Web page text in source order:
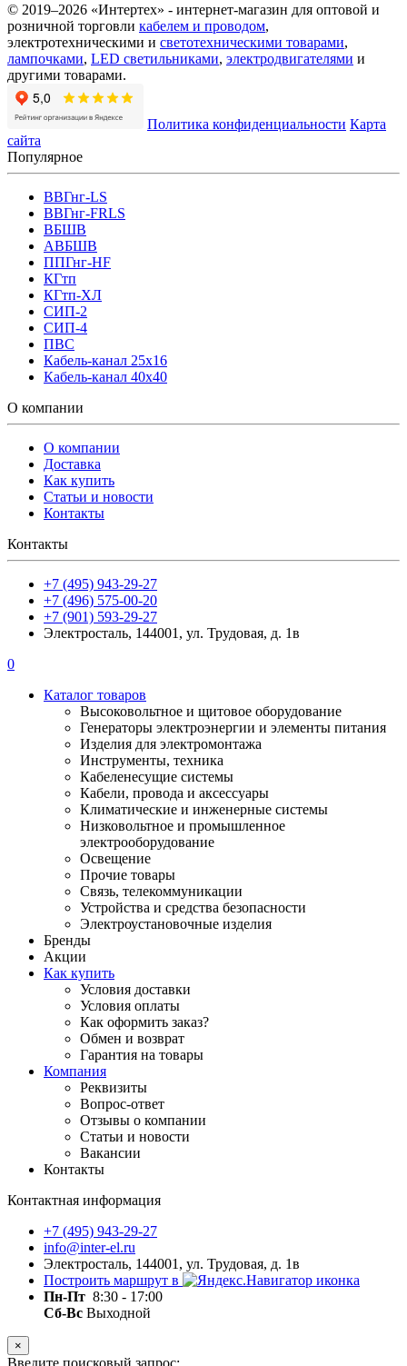
© 2019–2026 «Интертех» - интернет-магазин для оптовой и
розничной торговли кабелем и проводом,
электротехническими и светотехническими товарами,
лампочками, LED светильниками, электродвигателями и
другими товарами.
Политика конфиденциальности Карта
сайта
Популярное
ВВГнг-LS
ВВГнг-FRLS
ВБШВ
АВБШВ
ППГнг-HF
КГтп
КГтп-ХЛ
СИП-2
СИП-4
ПВС
Кабель-канал 25х16
Кабель-канал 40х40
О компании
О компании
Доставка
Как купить
Статьи и новости
Контакты
Контакты
+7 (495) 943-29-27
+7 (496) 575-00-20
+7 (901) 593-29-27
Электросталь, 144001, ул. Трудовая, д. 1в
0
Каталог товаров
Высоковольтное и щитовое оборудование
Генераторы электроэнергии и элементы питания
Изделия для электромонтажа
Инструменты, техника
Кабеленесущие системы
Кабели, провода и аксессуары
Климатические и инженерные системы
Низковольтное и промышленное
электрооборудование
Освещение
Прочие товары
Связь, телекоммуникации
Устройства и средства безопасности
Электроустановочные изделия
Бренды
Акции
Как купить
Условия доставки
Условия оплаты
Как оформить заказ?
Обмен и возврат
Гарантия на товары
Компания
Реквизиты
Вопрос-ответ
Отзывы о компании
Статьи и новости
Вакансии
Контакты
Контактная информация
+7 (495) 943-29-27
info@inter-el.ru
Электросталь, 144001, ул. Трудовая, д. 1в
Построить маршрут в
Пн-Пт 8:30 - 17:00
Сб-Вс Выходной
×
Введите поисковый запрос: